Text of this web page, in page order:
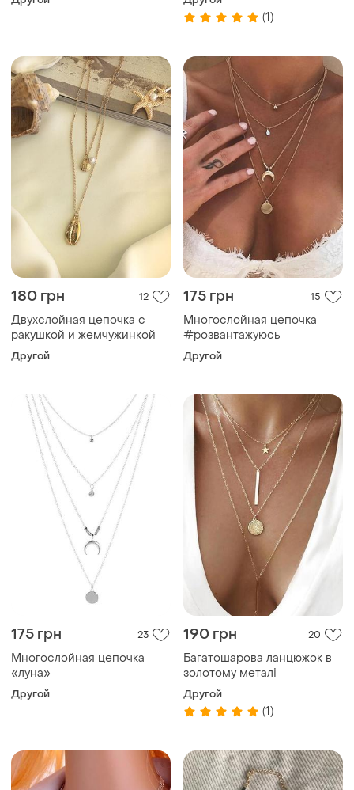
(1)
180 грн 12
Двухслойная цепочка с
ракушкой и жемчужинкой
Другой
175 грн 15
Многослойная цепочка
#розвантажуюсь
Другой
175 грн 23
Многослойная цепочка
«луна»
Другой
190 грн 20
Багатошарова ланцюжок в
золотому металі
Другой
(1)